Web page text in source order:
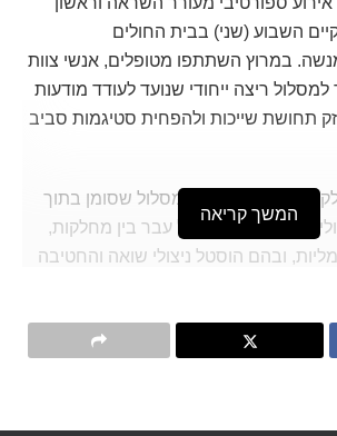
השבוע (שני) בבית החולים
במרוץ השתתפו מטופלים, אנשי צוות
למסלול ריצה ייחודי שנועד לעודד מודעות
תחושת שייכות ולהפחית סטיגמות סביב
במרוץ לקחו חלק 120 רצים שיצאו למסלול שסומן בתוך
בישראל. המסלול עבר בין מחלקות,
ובהם הוסטל ניצולי שואה והחטיבה
בליווי די.ג'יי אלעד קורקוס שהתנדב
המשך קריאה